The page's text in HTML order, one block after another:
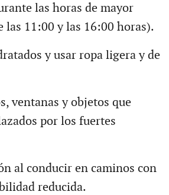
las horas de mayor
las 11:00 y las 16:00 horas).
y usar ropa ligera y de
ventanas y objetos que
por los fuertes
al conducir en caminos con
reducida.